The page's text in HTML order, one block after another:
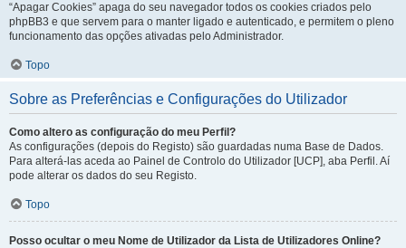
“Apagar Cookies” apaga do seu navegador todos os cookies criados pelo
phpBB3 e que servem para o manter ligado e autenticado, e permitem o pleno
funcionamento das opções ativadas pelo Administrador.
Topo
Sobre as Preferências e Configurações do Utilizador
Como altero as configuração do meu Perfil?
As configurações (depois do Registo) são guardadas numa Base de Dados.
Para alterá-las aceda ao Painel de Controlo do Utilizador [UCP], aba Perfil. Aí
pode alterar os dados do seu Registo.
Topo
Posso ocultar o meu Nome de Utilizador da Lista de Utilizadores Online?